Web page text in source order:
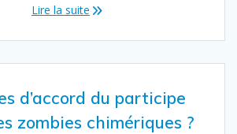
Lire la suite
d’accord du participe
zombies chimériques ?